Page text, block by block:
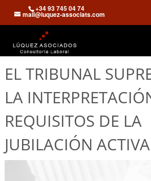
+34 93 745 04 74
mail@luquez-associats.com
EL TRIBUNAL
LA
REQUISITOS DE LA
JUBILACIÓN ACTIVA